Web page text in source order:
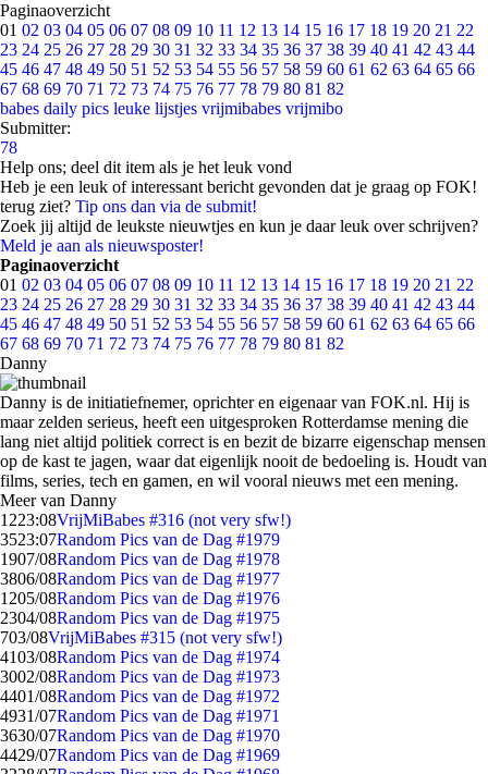
Paginaoverzicht
01 02 03 04 05 06 07 08 09 10 11 12 13 14 15 16 17 18 19 20 21 22
23 24 25 26 27 28 29 30 31 32 33 34 35 36 37 38 39 40 41 42 43 44
45 46 47 48 49 50 51 52 53 54 55 56 57 58 59 60 61 62 63 64 65 66
67 68 69 70 71 72 73 74 75 76 77 78 79 80 81 82
babes daily pics leuke lijstjes vrijmibabes vrijmibo
Submitter:
78
Help ons; deel dit item als je het leuk vond
Heb je een leuk of interessant bericht gevonden dat je graag op FOK!
terug ziet? Tip ons dan via de submit!
Zoek jij altijd de leukste nieuwtjes en kun je daar leuk over schrijven?
Meld je aan als nieuwsposter!
Paginaoverzicht
01 02 03 04 05 06 07 08 09 10 11 12 13 14 15 16 17 18 19 20 21 22
23 24 25 26 27 28 29 30 31 32 33 34 35 36 37 38 39 40 41 42 43 44
45 46 47 48 49 50 51 52 53 54 55 56 57 58 59 60 61 62 63 64 65 66
67 68 69 70 71 72 73 74 75 76 77 78 79 80 81 82
Danny
Danny is de initiatiefnemer, oprichter en eigenaar van FOK.nl. Hij is
maar zelden serieus, heeft een uitgesproken Rotterdamse mening die
lang niet altijd politiek correct is en bezit de bizarre eigenschap mensen
op de kast te jagen, waar dat eigenlijk nooit de bedoeling is. Houdt van
films, series, tech en gamen, en wil vooral nieuws met een mening.
Meer van Danny
1223:08VrijMiBabes #316 (not very sfw!)
3523:07Random Pics van de Dag #1979
1907/08Random Pics van de Dag #1978
3806/08Random Pics van de Dag #1977
1205/08Random Pics van de Dag #1976
2304/08Random Pics van de Dag #1975
703/08VrijMiBabes #315 (not very sfw!)
4103/08Random Pics van de Dag #1974
3002/08Random Pics van de Dag #1973
4401/08Random Pics van de Dag #1972
4931/07Random Pics van de Dag #1971
3630/07Random Pics van de Dag #1970
4429/07Random Pics van de Dag #1969